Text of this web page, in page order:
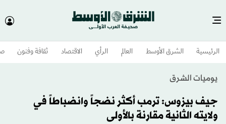
الرئيسية الشرق الأوسط​ العالم الرأي الاقتصاد ثقافة وفنون
يوميات الشرق
جيف بيزوس: ترمب أكثر نضجاً وانضباطاً في
ولايته الثانية مقارنة بالأولى